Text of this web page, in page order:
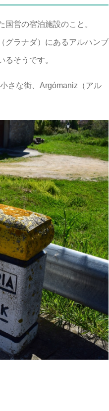
営の宿泊施設のこと。
グラナダ）にあるアルハンブ
そうです。
さな街、Argómaniz（アル